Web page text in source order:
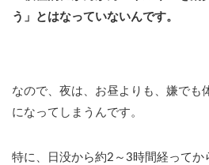
う」とはなっていないんです。
なので、夜は、お昼よりも、嫌でも
になってしまうんです。
特に、日没から約2～3時間経ってか